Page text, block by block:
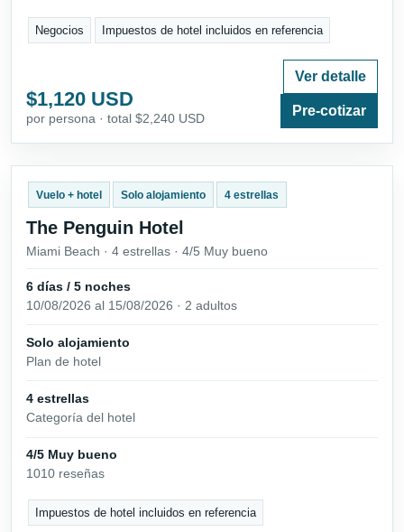
Negocios Impuestos de hotel incluidos en referencia
$1,120 USD
por persona · total $2,240 USD
Ver detalle
Pre-cotizar
Vuelo + hotel Solo alojamiento 4 estrellas
The Penguin Hotel
Miami Beach · 4 estrellas · 4/5 Muy bueno
6 días / 5 noches
10/08/2026 al 15/08/2026 · 2 adultos
Solo alojamiento
Plan de hotel
4 estrellas
Categoría del hotel
4/5 Muy bueno
1010 reseñas
Impuestos de hotel incluidos en referencia